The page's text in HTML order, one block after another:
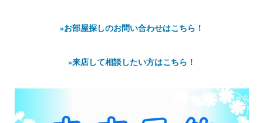
»お部屋探しのお問い合わせはこちら！
»来店して相談したい方はこちら！